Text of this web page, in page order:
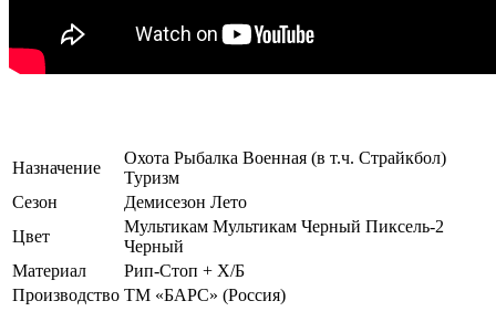
Назначение
Охота Рыбалка Военная (в т.ч. Страйкбол)
Туризм
Сезон
Демисезон Лето
Цвет
Мультикам Мультикам Черный Пиксель-2
Черный
Материал
Рип-Стоп + Х/Б
Производство ТМ «БАРС» (Россия)